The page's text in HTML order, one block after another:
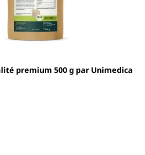
Poudre de téguments de psyllium bio 99 % pureté naturelle qualité premium 500 g par Unimedica